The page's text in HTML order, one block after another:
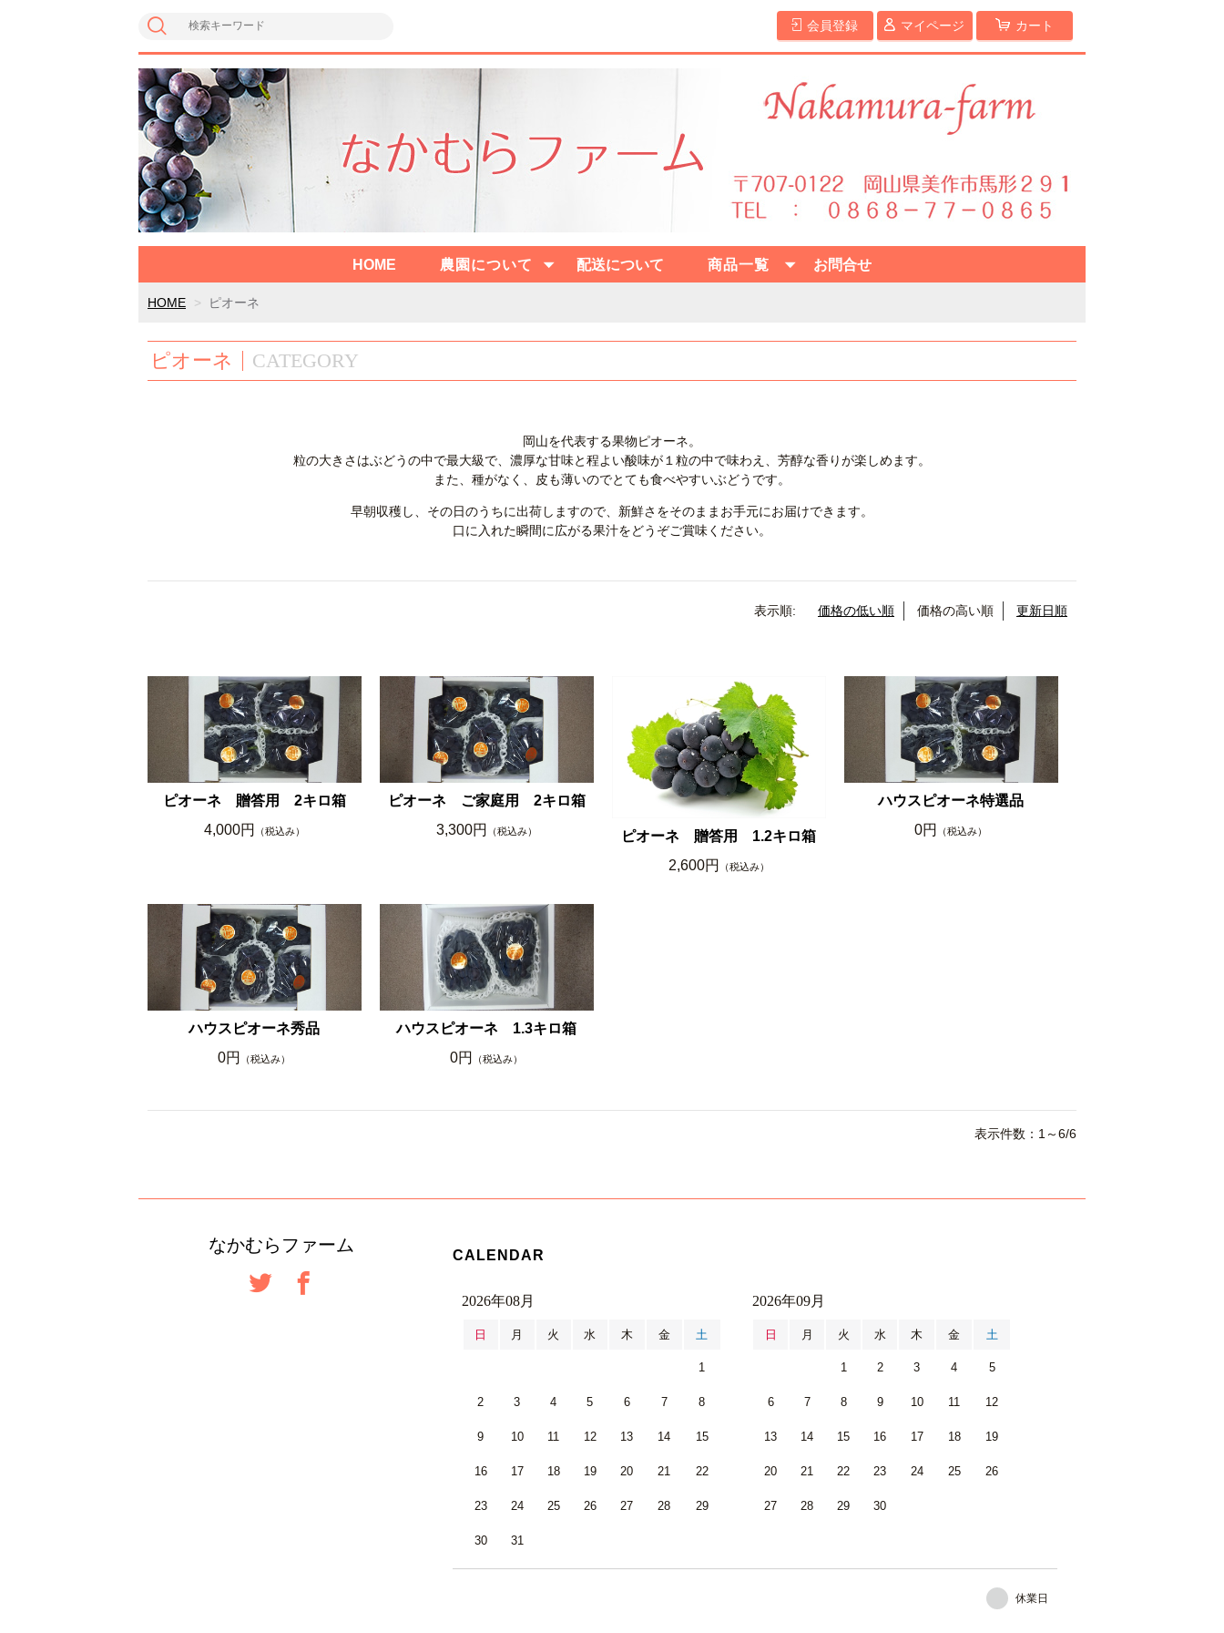
会員登録 マイページ カート
HOME 農園について 配送について 商品一覧 お問合せ
HOME ピオーネ
CATEGORY
ピオーネ
岡山を代表する果物ピオーネ。
粒の大きさはぶどうの中で最大級で、濃厚な甘味と程よい酸味が１粒の中で味わえ、芳醇な香りが楽しめます。
また、種がなく、皮も薄いのでとても食べやすいぶどうです。
早朝収穫し、その日のうちに出荷しますので、新鮮さをそのままお手元にお届けできます。
口に入れた瞬間に広がる果汁をどうぞご賞味ください。
表示順: 価格の低い順 価格の高い順 更新日順
ピオーネ 贈答用 2キロ箱
4,000円
（税込み）
ピオーネ ご家庭用 2キロ箱
3,300円
（税込み）
ピオーネ 贈答用 1.2キロ箱
2,600円
（税込み）
ハウスピオーネ特選品
0円
（税込み）
ハウスピオーネ秀品
0円
（税込み）
ハウスピオーネ 1.3キロ箱
0円
（税込み）
表示件数：1～6/6
なかむらファーム
CALENDAR
2026年08月
日 月 火 水 木 金 土
1
2 3 4 5 6 7 8
9 10 11 12 13 14 15
16 17 18 19 20 21 22
23 24 25 26 27 28 29
30 31
2026年09月
日 月 火 水 木 金 土
1 2 3 4 5
6 7 8 9 10 11 12
13 14 15 16 17 18 19
20 21 22 23 24 25 26
27 28 29 30
休業日